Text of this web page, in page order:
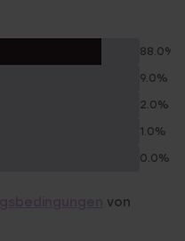
88.0%
9.0%
2.0%
1.0%
0.0%
von